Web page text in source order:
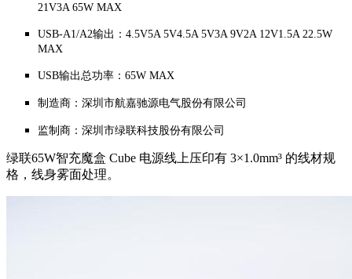
21V3A 65W MAX
USB-A1/A2输出：4.5V5A 5V4.5A 5V3A 9V2A 12V1.5A 22.5W
MAX
USB输出总功率：65W MAX
制造商：深圳市航嘉驰源电气股份有限公司
监制商：深圳市绿联科技股份有限公司
绿联65W智充魔盒 Cube 电源线上压印有 3×1.0mm³ 的线材规
格，线身雾面处理。